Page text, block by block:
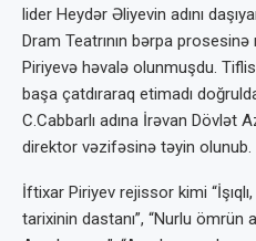
lider Heydər Əliyevin adını
Dram Teatrının bərpa
Piriyevə həvalə olunmuşdu. Tiflis
başa çatdıraraq etimadı
C.Cabbarlı adına İrəvan Dövlət
direktor vəzifəsinə təyin olunub.
İftixar Piriyev rejissor kimi “İşıqlı,
tarixinin dastanı”, “Nurlu ömrün